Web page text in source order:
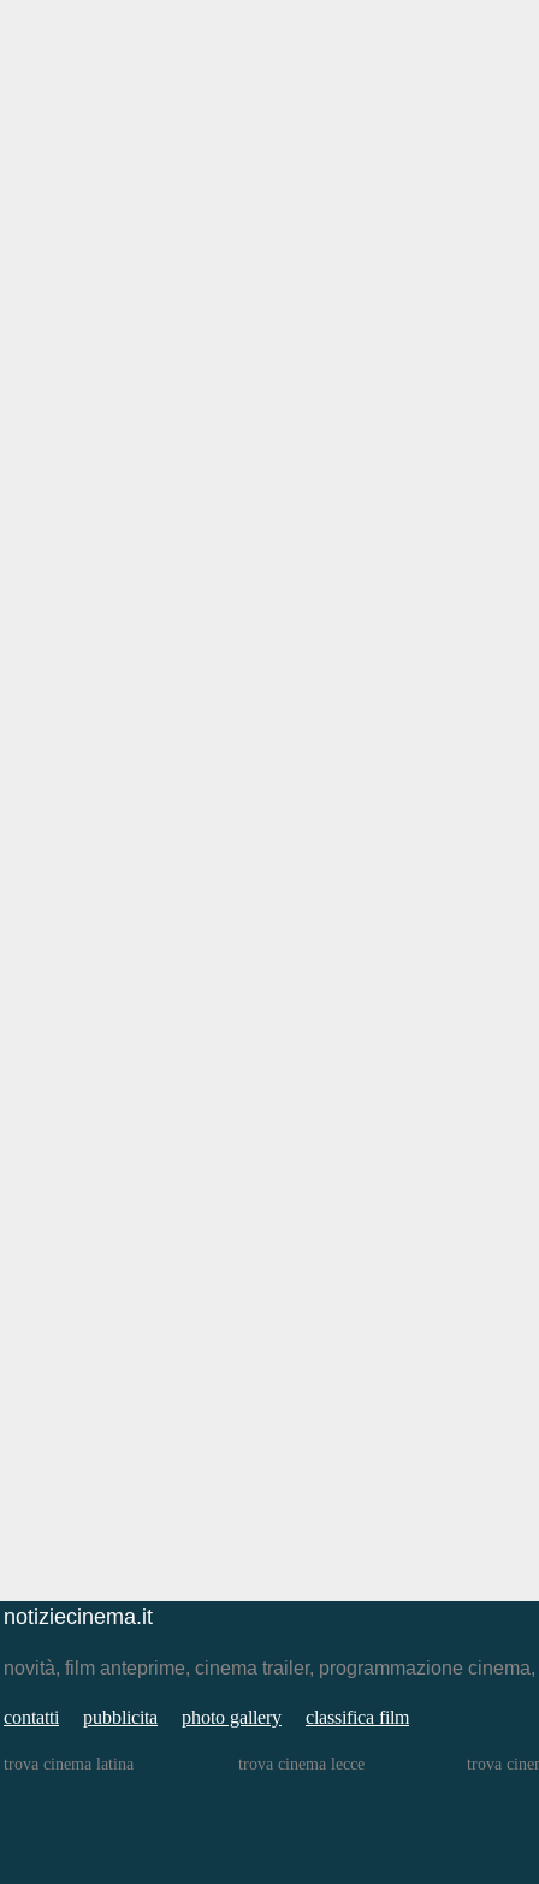
notiziecinema.it
novità, film anteprime, cinema trailer, programmazione
contatti pubblicita photo gallery classifica film
trova cinema latina trova cinema lecce trova